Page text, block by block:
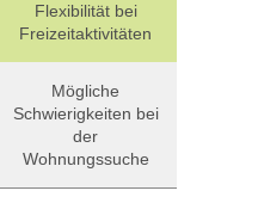
Flexibilität bei
Freizeitaktivitäten
Mögliche
Schwierigkeiten bei
der
Wohnungssuche